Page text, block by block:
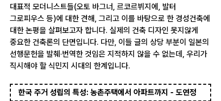
대표적 모더니스트들(오토 바그너, 르코르뷔지에, 발터
그로피우스 등)에 대한 견해, 그리고 이를 바탕으로 한 경성건축에
대한 논평을 살펴보고자 합니다. 실제의 건축 디자인 못지않게
중요한 건축론의 단면입니다. 다만, 이들 글의 상당 부분이 일본의
선행문헌을 발췌·번역한 것임은 지적하지 않을 수 없는데, 우리가
직시해야 할 식민지 시대의 한계입니다.
한국 주거 성립의 특성: 농촌주택에서 아파트까지 - 도연정